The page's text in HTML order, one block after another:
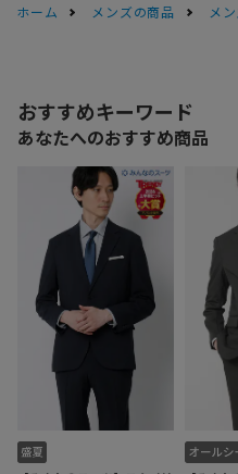
ホーム メンズの商品 メ